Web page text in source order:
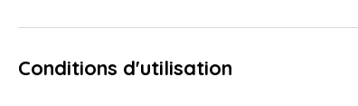
Conditions d'utilisation